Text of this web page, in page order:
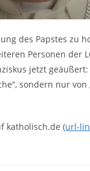
des Papstes zu
Personen der
jetzt
sondern nur
katholisch.de (url-